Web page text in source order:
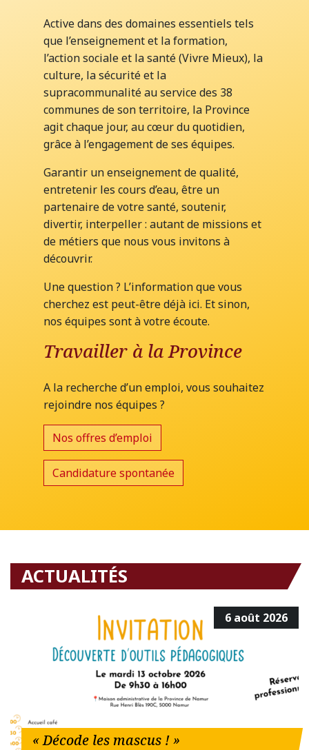
Active dans des domaines essentiels tels
que l’enseignement et la formation,
l’action sociale et la santé (Vivre Mieux), la
culture, la sécurité et la
supracommunalité au service des 38
communes de son territoire, la Province
agit chaque jour, au cœur du quotidien,
grâce à l’engagement de ses équipes.
Garantir un enseignement de qualité,
entretenir les cours d’eau, être un
partenaire de votre santé, soutenir,
divertir, interpeller : autant de missions et
de métiers que nous vous invitons à
découvrir.
Une question ? L’information que vous
cherchez est peut-être déjà ici. Et sinon,
nos équipes sont à votre écoute.
Travailler à la Province
A la recherche d’un emploi, vous souhaitez
rejoindre nos équipes ?
Nos offres d’emploi
Candidature spontanée
ACTUALITÉS
6 août 2026
« Décode les mascus ! »